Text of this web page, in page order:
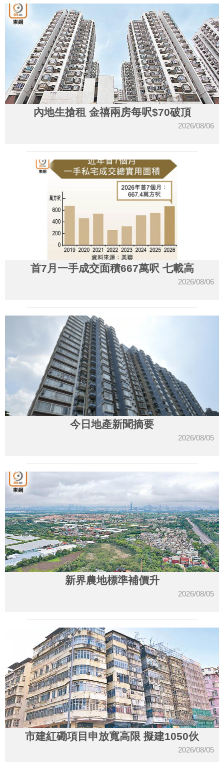
內地生搶租 金禧兩房每呎$70破頂
2026/08/06
首7月一手成交面積667萬呎 七載高
2026/08/06
今日地產新聞摘要
2026/08/05
新界農地標準補價升
2026/08/05
市建紅磡項目申放寬高限 擬建1050伙
2026/08/05